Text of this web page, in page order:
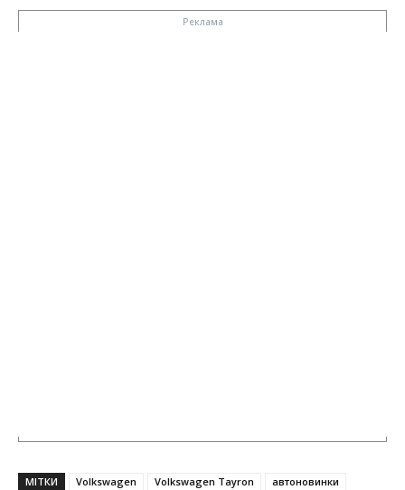
МІТКИ Volkswagen Volkswagen Tayron
автоновинки